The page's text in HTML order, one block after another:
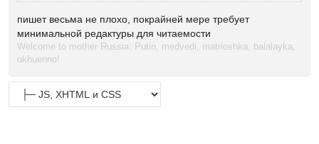
пишет весьма не плохо, покрайней мере требует
минимальной редактуры для читаемости
Welcome to mother Russia: Putin, medvedi, matrioshka, balalayka,
okhuenno!